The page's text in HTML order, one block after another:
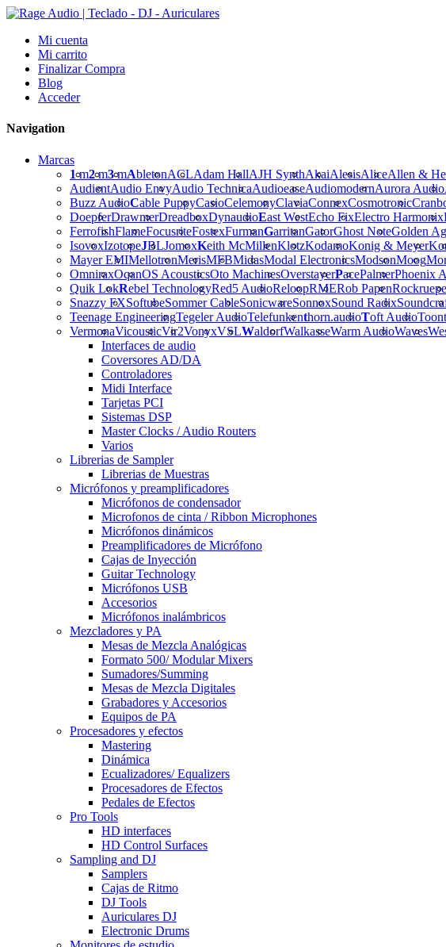
Mi cuenta
Mi carrito
Finalizar Compra
Blog
Acceder
Navigation
Marcas
1m2m3mAbletonACLAdam HallAJH SynthAkaiAlesisAliceAllen &
AudientAudio EnvyAudio TechnicaAudioeaseAudiomodernAurora Audio
Buzz AudioCable PuppyCasioCelemonyClaviaConnexCosmotronic
DoepferDrawmerDreadboxDynaudioEast WestEcho FixElectro Harmonix
FerrofishFlameFocusriteFostexFurmanGarritanGatorGhost NoteGolden
IsovoxIzotopeJBLJomoxKeith McMillenKlotzKodamoKonig & Meyer
Mayer EMIMellotronMerisMFBMidasModal ElectronicsModsonMoog
OmniraxOqanOS AcousticsOto MachinesOverstayerPacePalmerPhoenix
Quik LokRebel TechnologyRed5 AudioReloopRMERob Papen
Snazzy FXSoftubeSommer CableSonicwareSonnoxSound Radix
Teenage EngineeringTegeler AudioTelefunkenthorn.audioToft Audio
VermonaVicousticVir2VonyxVSLWaldorfWalkasseWarm AudioWaves
Interfaces de audio
Coversores AD/DA
Controladores
Midi Interface
Tarjetas PCI
Sistemas DSP
Master Clocks / Audio Routers
Varios
Librerias de Sampler
Librerias de Muestras
Micrófonos y preamplificadores
Micrófonos de condensador
Microfonos de cinta / Ribbon Microphones
Micrófonos dinámicos
Preamplificadores de Micrófono
Cajas de Inyección
Guitar Technology
Micrófonos USB
Accesorios
Micrófonos inalámbricos
Mezcladores y PA
Mesas de Mezcla Analógicas
Formato 500/ Modular Mixers
Sumadores/Summing
Mesas de Mezcla Digitales
Grabadores y Accesorios
Equipos de PA
Procesadores y efectos
Mastering
Dinámica
Ecualizadores/ Equalizers
Procesadores de Efectos
Pedales de Efectos
Pro Tools
HD interfaces
HD Control Surfaces
Sampling and DJ
Samplers
Cajas de Ritmo
DJ Tools
Auriculares DJ
Electronic Drums